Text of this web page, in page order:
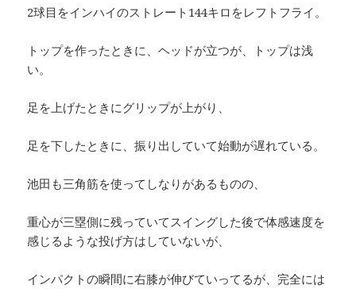
2球目をインハイのストレート144キロをレフトフライ。
トップを作ったときに、ヘッドが立つが、トップは浅
い。
足を上げたときにグリップが上がり、
足を下したときに、振り出していて始動が遅れている。
池田も三角筋を使ってしなりがあるものの、
重心が三塁側に残っていてスイングした後で体感速度を
感じるような投げ方はしていないが、
インパクトの瞬間に右膝が伸びていってるが、完全には